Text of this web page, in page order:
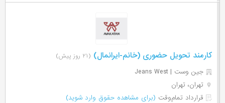
کارمند تحویل حضوری (خانم-ایرانمال) (۲۱ روز پیش)
جین وست | Jeans West
تهران، تهران
قرارداد تمام‌وقت (برای مشاهده حقوق وارد شوید)